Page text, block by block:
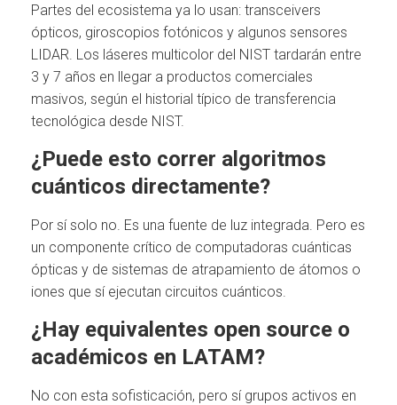
Partes del ecosistema ya lo usan: transceivers
ópticos, giroscopios fotónicos y algunos sensores
LIDAR. Los láseres multicolor del NIST tardarán entre
3 y 7 años en llegar a productos comerciales
masivos, según el historial típico de transferencia
tecnológica desde NIST.
¿Puede esto correr algoritmos
cuánticos directamente?
Por sí solo no. Es una fuente de luz integrada. Pero es
un componente crítico de computadoras cuánticas
ópticas y de sistemas de atrapamiento de átomos o
iones que sí ejecutan circuitos cuánticos.
¿Hay equivalentes open source o
académicos en LATAM?
No con esta sofisticación, pero sí grupos activos en